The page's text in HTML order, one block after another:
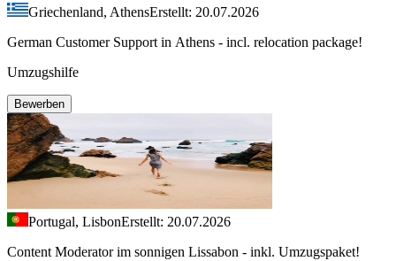
Griechenland, AthensErstellt: 20.07.2026
German Customer Support in Athens - incl. relocation package!
Umzugshilfe
Bewerben
Portugal, LisbonErstellt: 20.07.2026
Content Moderator im sonnigen Lissabon - inkl. Umzugspaket!